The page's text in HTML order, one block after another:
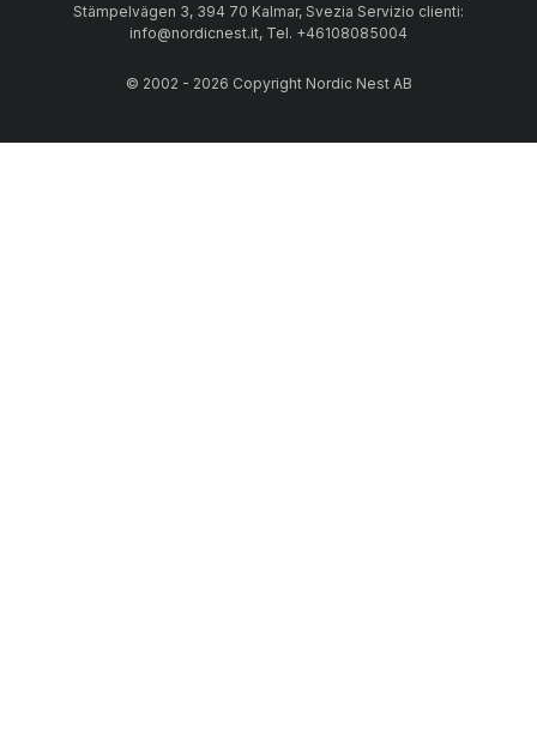
Stämpelvägen 3, 394 70 Kalmar, Svezia Servizio clienti:
info@nordicnest.it, Tel. +46108085004
© 2002 - 2026 Copyright Nordic Nest AB